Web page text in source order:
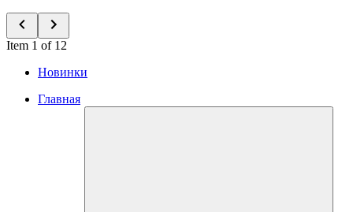
Item 1 of 12
Новинки
Главная